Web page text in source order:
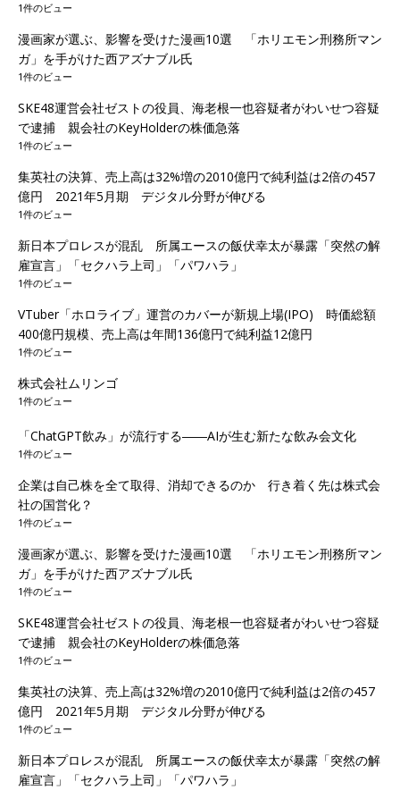
1件のビュー
漫画家が選ぶ、影響を受けた漫画10選 「ホリエモン刑務所マン
ガ」を手がけた西アズナブル氏
1件のビュー
SKE48運営会社ゼストの役員、海老根一也容疑者がわいせつ容疑
で逮捕 親会社のKeyHolderの株価急落
1件のビュー
集英社の決算、売上高は32%増の2010億円で純利益は2倍の457
億円 2021年5月期 デジタル分野が伸びる
1件のビュー
新日本プロレスが混乱 所属エースの飯伏幸太が暴露「突然の解
雇宣言」「セクハラ上司」「パワハラ」
1件のビュー
VTuber「ホロライブ」運営のカバーが新規上場(IPO) 時価総額
400億円規模、売上高は年間136億円で純利益12億円
1件のビュー
株式会社ムリンゴ
1件のビュー
「ChatGPT飲み」が流行する――AIが生む新たな飲み会文化
1件のビュー
企業は自己株を全て取得、消却できるのか 行き着く先は株式会
社の国営化？
1件のビュー
漫画家が選ぶ、影響を受けた漫画10選 「ホリエモン刑務所マン
ガ」を手がけた西アズナブル氏
1件のビュー
SKE48運営会社ゼストの役員、海老根一也容疑者がわいせつ容疑
で逮捕 親会社のKeyHolderの株価急落
1件のビュー
集英社の決算、売上高は32%増の2010億円で純利益は2倍の457
億円 2021年5月期 デジタル分野が伸びる
1件のビュー
新日本プロレスが混乱 所属エースの飯伏幸太が暴露「突然の解
雇宣言」「セクハラ上司」「パワハラ」